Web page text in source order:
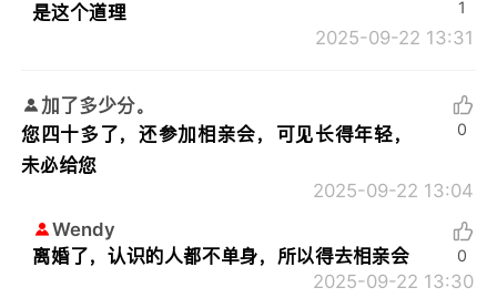
是这个道理
2025-09-22 13:31
1
加了多少分。
您四十多了，还参加相亲会，可见长得年轻，
未必给您
2025-09-22 13:04
0
Wendy
离婚了，认识的人都不单身，所以得去相亲会
2025-09-22 13:30
0